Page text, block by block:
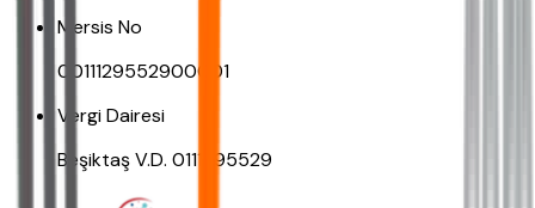
Mersis No
0011129552900001
Vergi Dairesi
Beşiktaş V.D. 0111295529